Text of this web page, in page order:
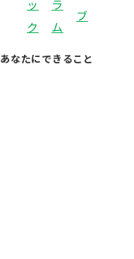
あなたにできること